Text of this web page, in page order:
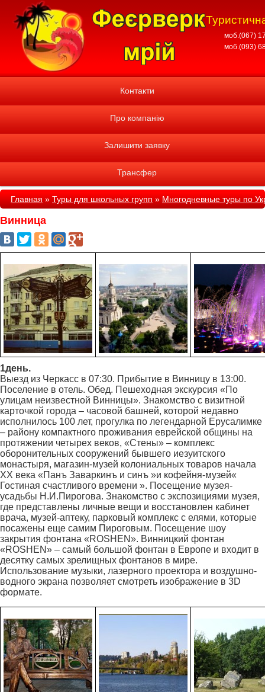
моб.(067)
моб.(093)
Контакти
Про компанію
Залишити заявку
Трансфер
Главная»Туры для школьных групп»Многодневные туры по
Винница
1день.
Выезд из Черкасс в 07:30. Прибытие в Винницу в 13:00.
Поселение в отель. Обед. Пешеходная экскурсия «По
улицам неизвестной Винницы». Знакомство с визитной
карточкой города – часовой башней, которой недавно
исполнилось 100 лет, прогулка по легендарной Ерусалимке
– району компактного проживания еврейской общины на
протяжении четырех веков, «Стены» – комплекс
оборонительных сооружений бывшего иезуитского
монастыря, магазин-музей колониальных товаров начала
ХХ века «Панъ Заваркинъ и синъ »и кофейня-музей«
Гостиная счастливого времени ». Посещение музея-
усадьбы Н.И.Пирогова. Знакомство с экспозициями музея,
где представлены личные вещи и восстановлен кабинет
врача, музей-аптеку, парковый комплекс с елями, которые
посажены еще самим Пироговым. Посещение шоу
закрытия фонтана «ROSHEN». Винницкий фонтан
«ROSHEN» – самый большой фонтан в Европе и входит в
десятку самых зрелищных фонтанов в мире.
Использование музыки, лазерного проектора и воздушно-
водного экрана позволяет смотреть изображение в 3D
формате.